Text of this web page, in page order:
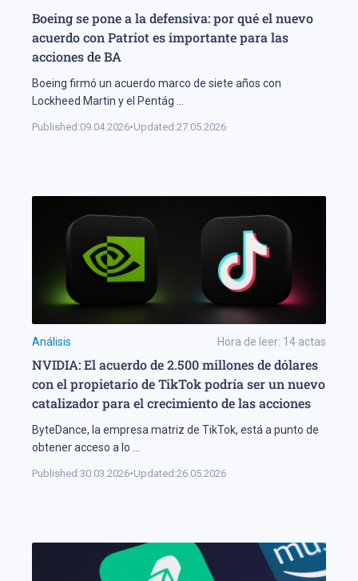
Boeing se pone a la defensiva: por qué el nuevo
acuerdo con Patriot es importante para las
acciones de BA
Boeing firmó un acuerdo marco de siete años con
Lockheed Martin y el Pentág
Published:09.04.2026•Updated:27.05.2026
Análisis Hora de leer: 14 actas
NVIDIA: El acuerdo de 2.500 millones de dólares
con el propietario de TikTok podría ser un nuevo
catalizador para el crecimiento de las acciones
ByteDance, la empresa matriz de TikTok, está a punto de
obtener acceso a lo
Published:30.03.2026•Updated:26.05.2026